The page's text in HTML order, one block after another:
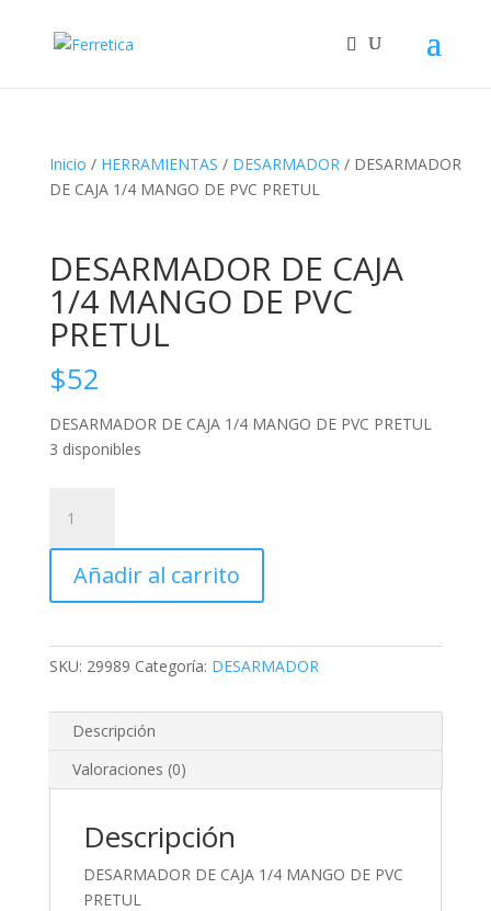
Inicio / HERRAMIENTAS / DESARMADOR/ DESARMADOR
DE CAJA 1/4 MANGO DE PVC PRETUL
DESARMADOR DE CAJA
1/4 MANGO DE PVC
PRETUL
$52
DESARMADOR DE CAJA 1/4 MANGO DE PVC PRETUL
3 disponibles
CAJA
MANGO
PVC
PRETUL
Añadir al carrito
SKU: 29989 Categoría: DESARMADOR
Descripción
Valoraciones (0)
Descripción
DESARMADOR DE CAJA 1/4 MANGO DE PVC
PRETUL